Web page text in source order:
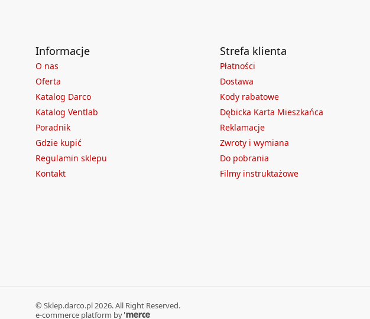
Informacje
O nas
Oferta
Katalog Darco
Katalog Ventlab
Poradnik
Gdzie kupić
Regulamin sklepu
Kontakt
Strefa klienta
Płatności
Dostawa
Kody rabatowe
Dębicka Karta Mieszkańca
Reklamacje
Zwroty i wymiana
Do pobrania
Filmy instruktażowe
© Sklep.darco.pl2026. All Right Reserved.
e-commerce platform by